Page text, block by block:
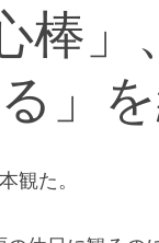
棒」
」
観た。